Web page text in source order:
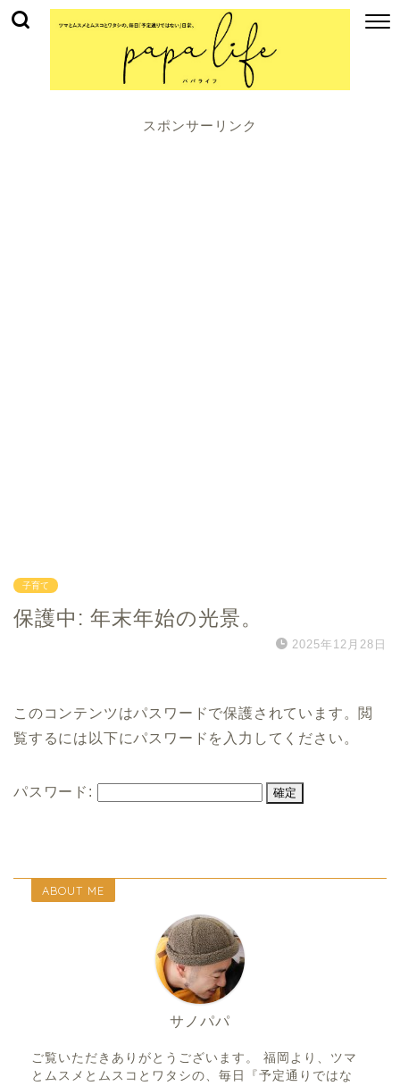
スポンサーリンク
子育て
保護中: 年末年始の光景。
2025年12月28日
このコンテンツはパスワードで保護されています。閲
覧するには以下にパスワードを入力してください。
パスワード:
ABOUT ME
サノパパ
ご覧いただきありがとうございます。 福岡より、ツマ
とムスメとムスコとワタシの、毎日『予定通りではな